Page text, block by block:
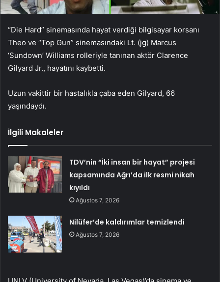
“Die Hard” sinemasında hayat verdiği bilgisayar korsanı
Theo ve “Top Gun” sinemasındaki Lt. (jg) Marcus
‘Sundown’ Williams rolleriyle tanınan aktör Clarence
Gilyard Jr., hayatını kaybetti.
Uzun vakittir bir hastalıkla çaba eden Gilyard, 66
yaşındaydı.
İlgili Makaleler
TDV’nin “İki insan bir hayat” projesi
kapsamında Ağrı’da ilk resmi nikah
kıyıldı
Ağustos 7, 2026
Nilüfer’de kaldırımlar temizlendi
Ağustos 7, 2026